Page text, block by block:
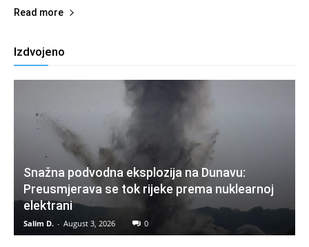
Read more
Izdvojeno
Snažna podvodna eksplozija na Dunavu:
Preusmjerava se tok rijeke prema nuklearnoj
elektrani
Salim D. - August 3, 2026 0